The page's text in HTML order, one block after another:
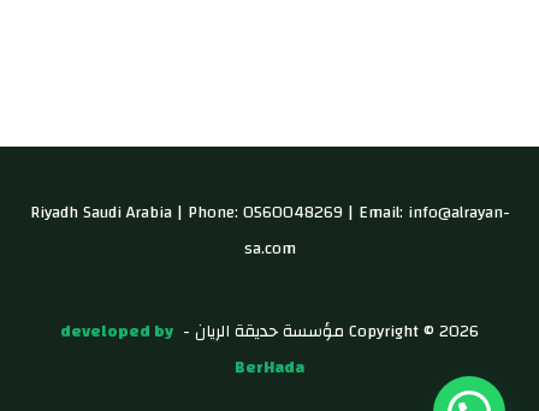
Riyadh Saudi Arabia | Phone: 0560048269 | Email: info@alrayan-
sa.com
Copyright © 2026 مؤسسة حديقة الريان -
developed by
BerHada